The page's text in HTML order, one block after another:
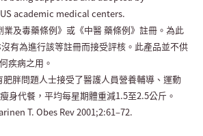
academic medical centers.
及毒藥條例》或《中醫 藥條例》註冊。為此
有為進行該等註冊而接受評核。此產品並不供
疾病之用。
胖問題人士接受了醫護人員營養輔導、運動
身代餐，平均每星期體重減1.5至2.5公斤。
T. Obes Rev 2001;2:61–72.